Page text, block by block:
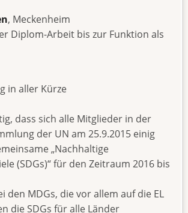
, Meckenheim
Diplom-Arbeit bis zur Funktion als
in aller Kürze
dass sich alle Mitglieder in der
der UN am 25.9.2015 einig
„Nachhaltige
(SDGs)“ für den Zeitraum 2016 bis
den MDGs, die vor allem auf die EL
die SDGs für alle Länder